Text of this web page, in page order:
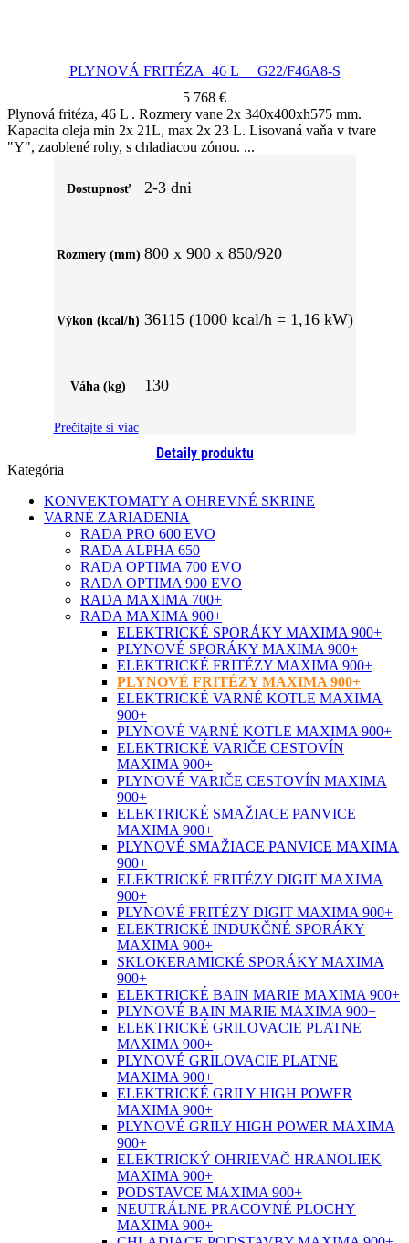
PLYNOVÁ FRITÉZA 46 L G22/F46A8-S
5 768 €
Detaily produktu
Plynová fritéza, 46 L . Rozmery vane 2x 340x400xh575 mm.
Kapacita oleja min 2x 21L, max 2x 23 L. Lisovaná vaňa v tvare
"Y", zaoblené rohy, s chladiacou zónou.
Dostupnosť 2-3 dni
Rozmery (mm) 800 x 900 x 850/920
Výkon (kcal/h) 36115 (1000 kcal/h = 1,16 kW)
Váha (kg) 130
Prečítajte si viac
Kategória
KONVEKTOMATY A OHREVNÉ SKRINE
VARNÉ ZARIADENIA
RADA PRO 600 EVO
RADA ALPHA 650
RADA OPTIMA 700 EVO
RADA OPTIMA 900 EVO
RADA MAXIMA 700+
RADA MAXIMA 900+
ELEKTRICKÉ SPORÁKY MAXIMA 900+
PLYNOVÉ SPORÁKY MAXIMA 900+
ELEKTRICKÉ FRITÉZY MAXIMA 900+
PLYNOVÉ FRITÉZY MAXIMA 900+
ELEKTRICKÉ VARNÉ KOTLE MAXIMA
900+
PLYNOVÉ VARNÉ KOTLE MAXIMA 900+
ELEKTRICKÉ VARIČE CESTOVÍN
MAXIMA 900+
PLYNOVÉ VARIČE CESTOVÍN MAXIMA
900+
ELEKTRICKÉ SMAŽIACE PANVICE
MAXIMA 900+
PLYNOVÉ SMAŽIACE PANVICE MAXIMA
900+
ELEKTRICKÉ FRITÉZY DIGIT MAXIMA
900+
PLYNOVÉ FRITÉZY DIGIT MAXIMA 900+
ELEKTRICKÉ INDUKČNÉ SPORÁKY
MAXIMA 900+
SKLOKERAMICKÉ SPORÁKY MAXIMA
900+
ELEKTRICKÉ BAIN MARIE MAXIMA 900+
PLYNOVÉ BAIN MARIE MAXIMA 900+
ELEKTRICKÉ GRILOVACIE PLATNE
MAXIMA 900+
PLYNOVÉ GRILOVACIE PLATNE
MAXIMA 900+
ELEKTRICKÉ GRILY HIGH POWER
MAXIMA 900+
PLYNOVÉ GRILY HIGH POWER MAXIMA
900+
ELEKTRICKÝ OHRIEVAČ HRANOLIEK
MAXIMA 900+
PODSTAVCE MAXIMA 900+
NEUTRÁLNE PRACOVNÉ PLOCHY
MAXIMA 900+